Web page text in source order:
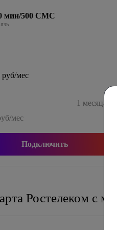
мин/500 СМС
руб/мес
1 месяца
мес
Подключить
Ростелеком с